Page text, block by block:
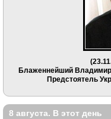
Блаженнейший
Предстоятель
8 августа. В этот день